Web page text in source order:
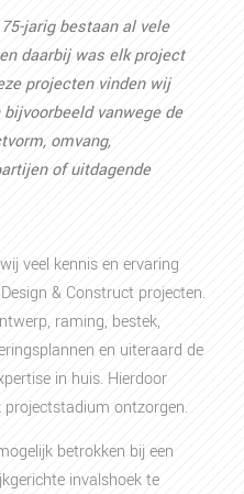
jarig bestaan al vele
daarbij was elk project
projecten vinden wij
vanwege de
omvang,
of uitdagende
veel kennis en ervaring
& Construct projecten.
raming, bestek,
en uiteraard de
in huis. Hierdoor
ontzorgen.
betrokken bij een
invalshoek te